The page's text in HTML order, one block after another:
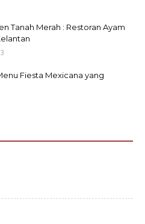
Tanah Merah : Restoran Ayam
Fiesta Mexicana yang